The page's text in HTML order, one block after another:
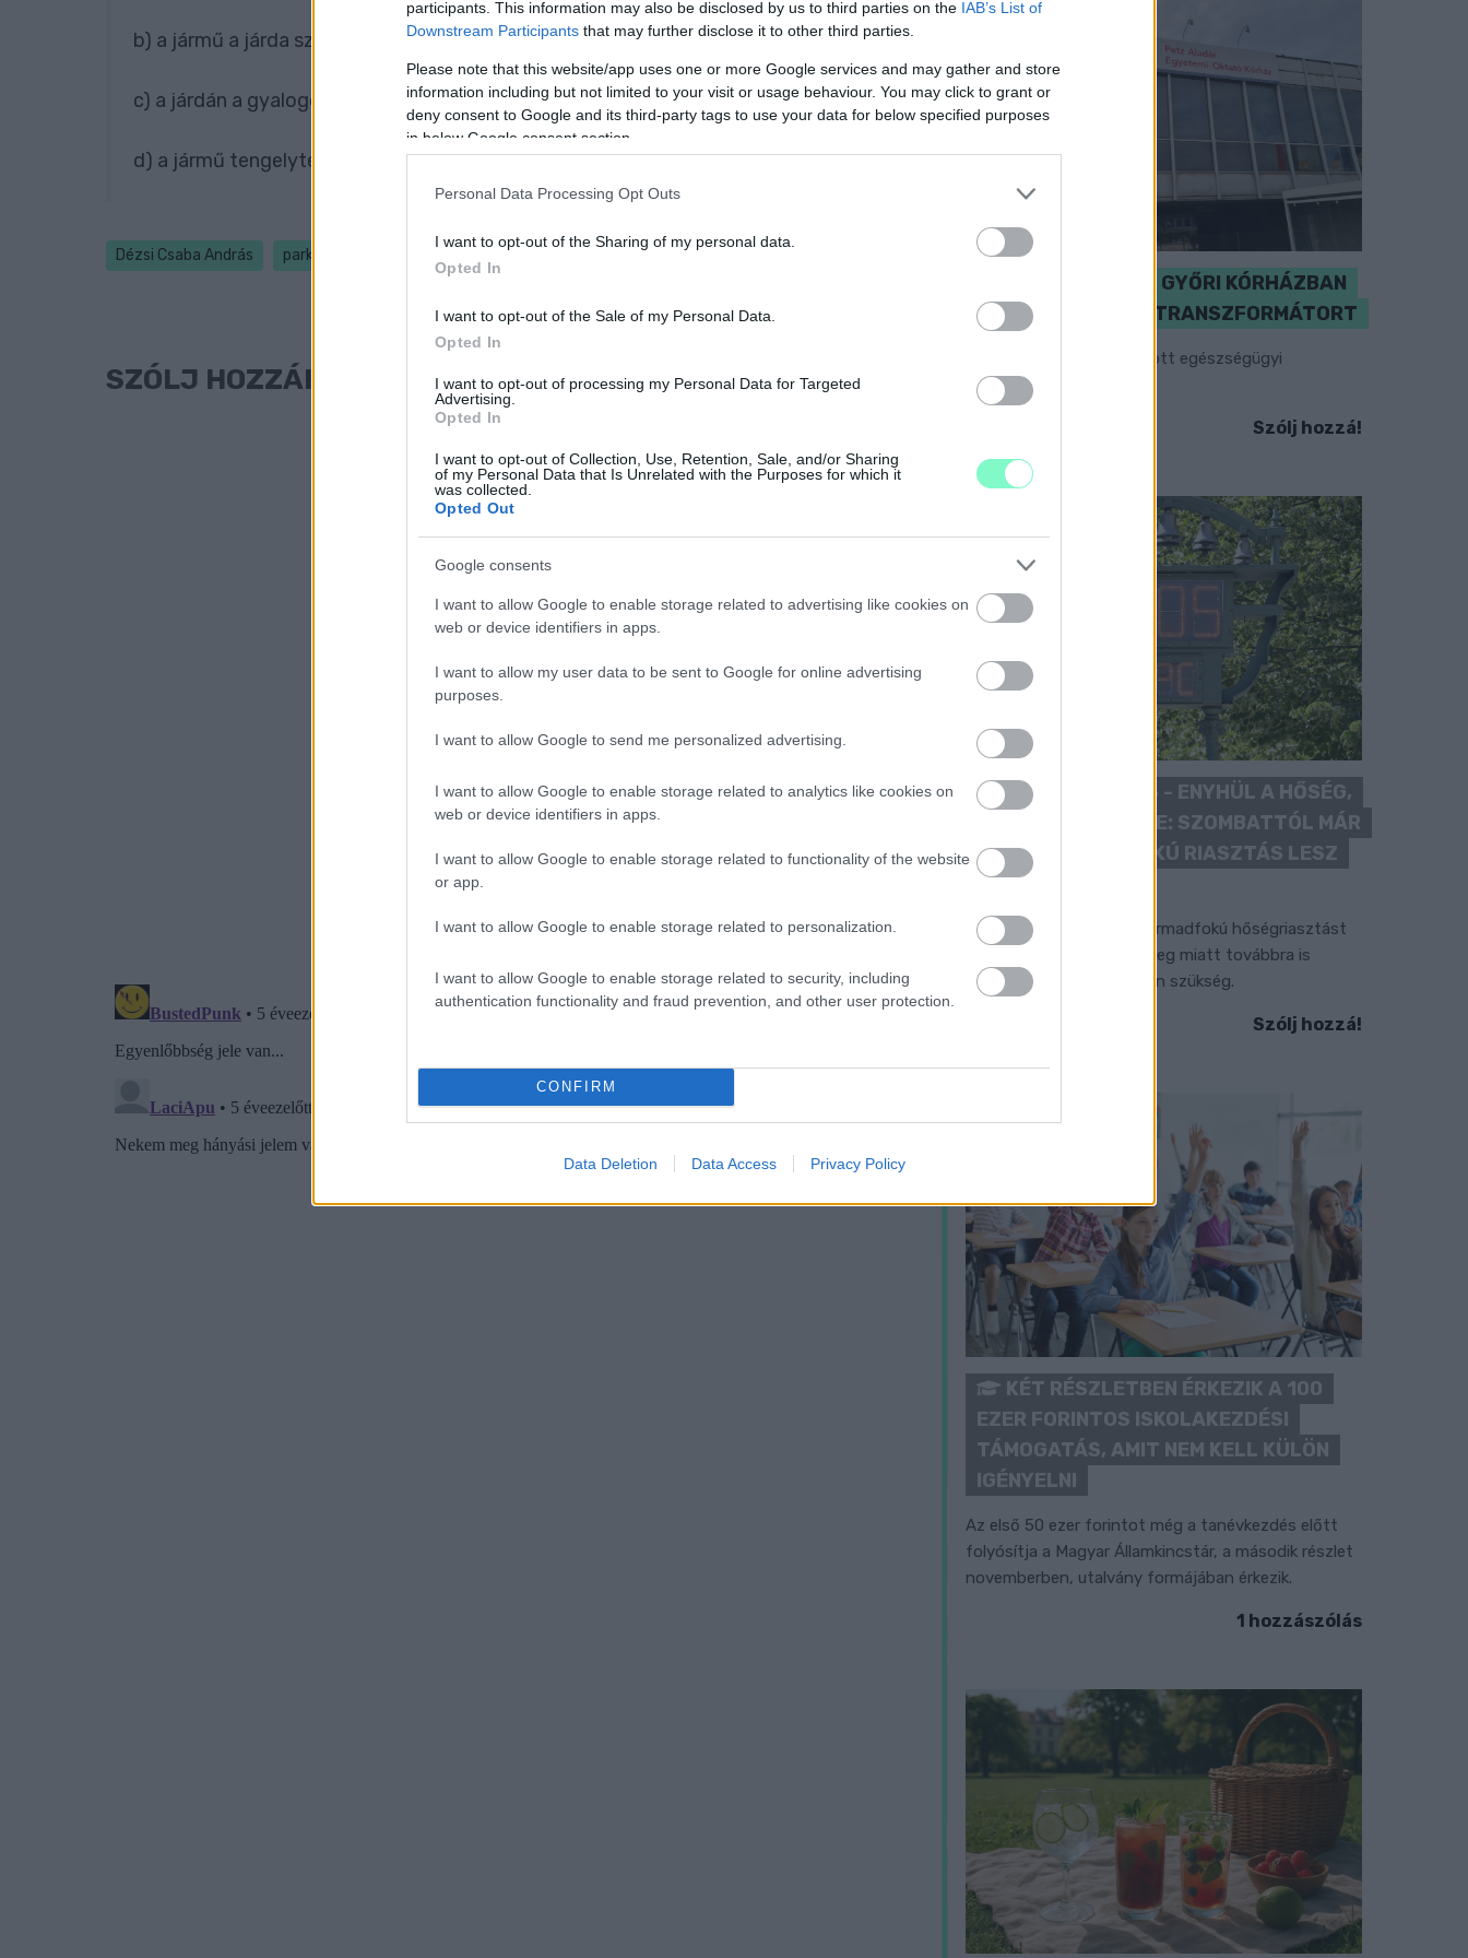
participants. This information may also be disclosed by us to third parties on the IAB’s List of
Downstream Participants that may further disclose it to other third parties.
Please note that this website/app uses one or more Google services and may gather and store
information including but not limited to your visit or usage behaviour. You may click to grant or
deny consent to Google and its third-party tags to use your data for below specified purposes
in below Google consent section.
Personal Data Processing Opt Outs
I want to opt-out of the Sharing of my personal data.
Opted In
I want to opt-out of the Sale of my Personal Data.
Opted In
I want to opt-out of processing my Personal Data for Targeted
Advertising.
Opted In
I want to opt-out of Collection, Use, Retention, Sale, and/or Sharing
of my Personal Data that Is Unrelated with the Purposes for which it
was collected.
Opted Out
Google consents
I want to allow Google to enable storage related to advertising like cookies on
web or device identifiers in apps.
I want to allow my user data to be sent to Google for online advertising
purposes.
I want to allow Google to send me personalized advertising.
I want to allow Google to enable storage related to analytics like cookies on
web or device identifiers in apps.
I want to allow Google to enable storage related to functionality of the website
or app.
I want to allow Google to enable storage related to personalization.
I want to allow Google to enable storage related to security, including
authentication functionality and fraud prevention, and other user protection.
CONFIRM
Data Deletion Data Access Privacy Policy
b) a jármű a járda szélességének legfeljebb a felét foglalja el,
c) a járdán a gyalogosok közlekedésére legalább 1,5 méter szabadon marad, és
d) a jármű tengelyterhelése az 1000 kg-ot nem haladja meg.
Dézsi Csaba András parkolás Debreczeny Zsolt Károly
SZÓLJ HOZZÁ!
KICSERÉLTÉK A GYŐRI KÓRHÁZBAN
MEGHIBÁSODOTT TRANSZFORMÁTORT
Megkezdték az elhalasztott egészségügyi
ellátásokat.
Szólj hozzá!
KÁNIKULA 2026 - ENYHÜL A HŐSÉG,
DE MÉG NINCS VÉGE: SZOMBATTÓL MÁR
“CSAK” MÁSODFOKÚ RIASZTÁS LESZ
ÉRVÉNYBEN
A július vége óta tartó harmadfokú hőségriasztást
mérséklik, de a tartós meleg miatt továbbra is
fokozott óvatosságra van szükség.
Szólj hozzá!
KÉT RÉSZLETBEN ÉRKEZIK A 100
EZER FORINTOS ISKOLAKEZDÉSI
TÁMOGATÁS, AMIT NEM KELL KÜLÖN
IGÉNYELNI
Az első 50 ezer forintot még a tanévkezdés előtt
folyósítja a Magyar Államkincstár, a második részlet
novemberben, utalvány formájában érkezik.
1 hozzászólás